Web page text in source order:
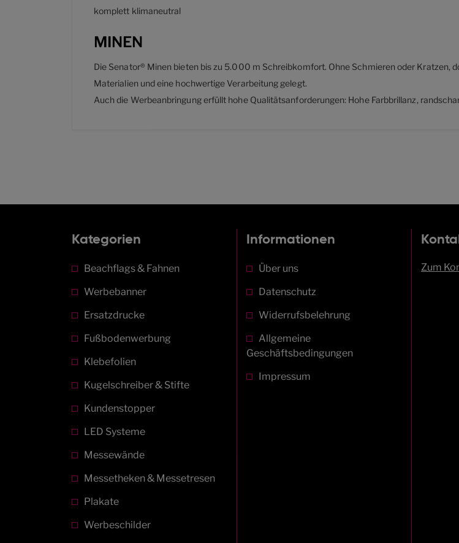
komplett klimaneutral
MINEN
Die Senator® Minen bieten bis zu 5.000 m Schreibkomfort. Ohne Schmieren oder Kratzen,
Materialien und eine hochwertige Verarbeitung gelegt.
Auch die Werbeanbringung erfüllt hohe Qualitätsanforderungen: Hohe Farbbrillanz,
Kategorien
Beachflags & Fahnen
Werbebanner
Ersatzdrucke
Fußbodenwerbung
Klebefolien
Kugelschreiber & Stifte
Kundenstopper
LED Systeme
Messewände
Messetheken & Messetresen
Plakate
Werbeschilder
Informationen
Über uns
Datenschutz
Widerrufsbelehrung
Allgemeine
Geschäftsbedingungen
Impressum
Zum